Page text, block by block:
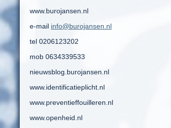
www.burojansen.nl
e-mail info@burojansen.nl
tel 0206123202
mob 0634339533
nieuwsblog.burojansen.nl
www.identificatieplicht.nl
www.preventieffouilleren.nl
www.openheid.nl